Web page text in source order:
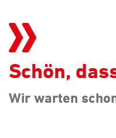
Schön,
Wir warten